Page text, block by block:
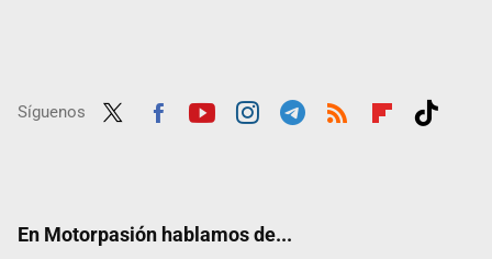
Síguenos
En Motorpasión hablamos de...